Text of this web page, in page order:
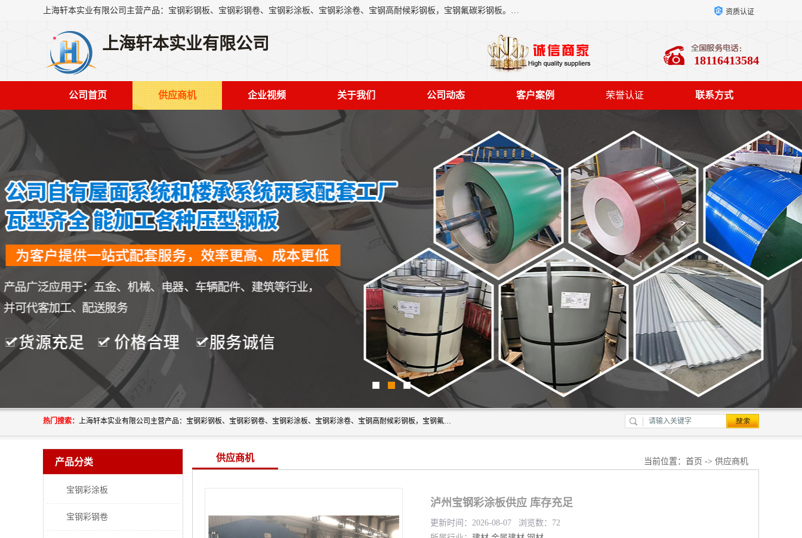
上海轩本实业有限公司主营产品：宝钢彩钢板、宝钢彩钢卷、宝钢彩涂板、宝钢彩涂卷、宝钢高耐候彩钢板，宝钢氟碳彩钢板。是一家集钢铁贸易，物流、加工为一体的产业全配套公司。 资质认证
上海轩本实业有限公司
18116413584
公司首页 供应商机 企业视频 关于我们 公司动态 客户案例 荣誉认证 联系方式
热门搜索： 上海轩本实业有限公司主营产品：宝钢彩钢板、宝钢彩钢卷、宝钢彩涂板、宝钢彩涂卷、宝钢高耐候彩钢板，宝钢氟碳彩钢板。是一家集钢铁贸易，物流、加工为一体的产业全配套公司。
产品分类
宝钢彩涂板
宝钢彩钢卷
供应商机 当前位置： 首页 -> 供应商机
泸州宝钢彩涂板供应 库存充足
更新时间：2026-08-07 浏览数：72